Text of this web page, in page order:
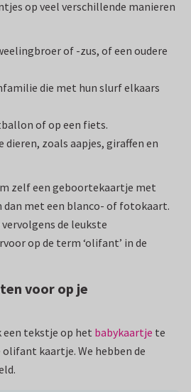
op veel verschillende manieren
of -zus, of een oudere
die met hun slurf elkaars
of op een fiets.
dieren, zoals aapjes, giraffen en
zelf een geboortekaartje met
met een blanco- of fotokaart.
de leukste
op de term ‘olifant’ in de
voor op je
een tekstje op het babykaartje te
kaartje. We hebben de